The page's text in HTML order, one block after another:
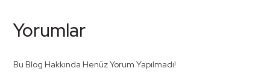
Yorumlar
Bu Blog Hakkında Henüz Yorum Yapılmadı!